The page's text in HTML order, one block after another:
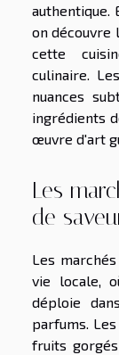
authentique.
on découvre
cette
culinaire.
nuances
ingrédients
œuvre d'art
Les
de
Les
vie locale,
déploie
parfums.
fruits